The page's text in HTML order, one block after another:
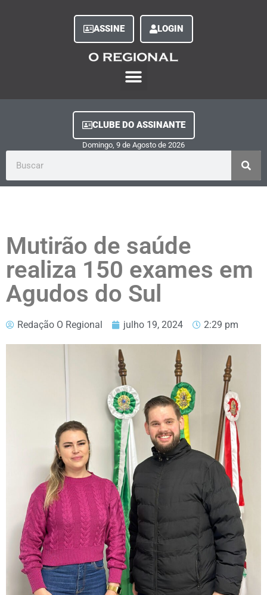
ASSINE LOGIN
CLUBE DO ASSINANTE
Domingo, 9 de Agosto de 2026
Mutirão de saúde
realiza 150 exames em
Agudos do Sul
Redação O Regional julho 19, 2024 2:29 pm